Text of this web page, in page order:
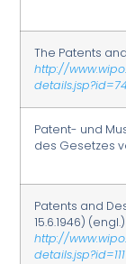
The Patents and
http://
Patent- und
des Gesetzes
Patents and
15.6.1946) (engl.)
http://